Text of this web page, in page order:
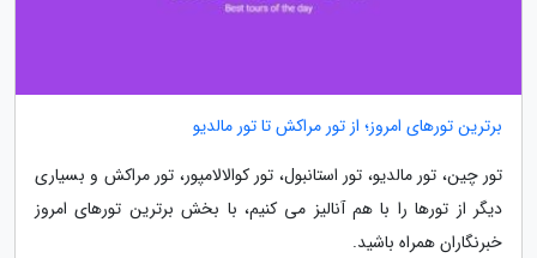
برترین تورهای امروز؛ از تور مراکش تا تور مالدیو
تور چین، تور مالدیو، تور استانبول، تور کوالالامپور، تور مراکش و بسیاری
دیگر از تورها را با هم آنالیز می کنیم، با بخش برترین تورهای امروز
خبرنگاران همراه باشید.